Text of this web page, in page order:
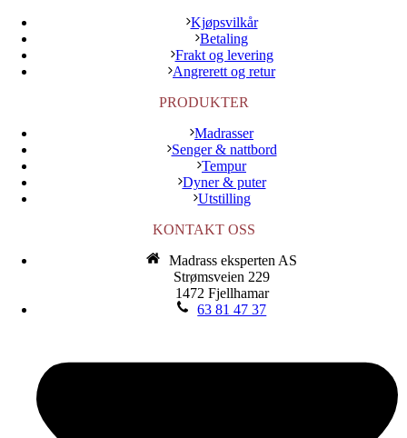
Kjøpsvilkår
Betaling
Frakt og levering
Angrerett og retur
PRODUKTER
Madrasser
Senger & nattbord
Tempur
Dyner & puter
Utstilling
KONTAKT OSS
Madrass eksperten AS
Strømsveien 229
1472 Fjellhamar
63 81 47 37